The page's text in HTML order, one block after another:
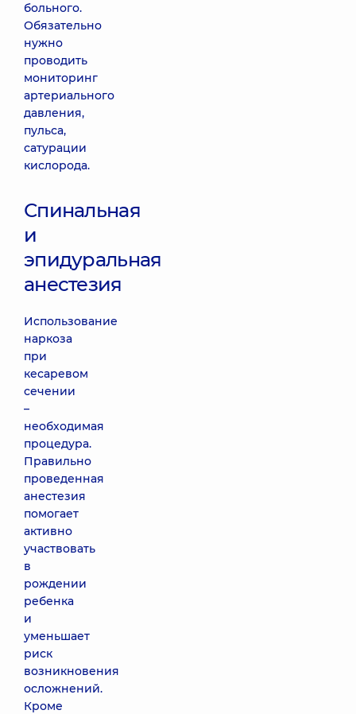
больного.
Обязательно
нужно
проводить
мониторинг
артериального
давления,
пульса,
сатурации
кислорода.
Спинальная
и
эпидуральная
анестезия
Использование
наркоза
при
кесаревом
сечении
–
необходимая
процедура.
Правильно
проведенная
анестезия
помогает
активно
участвовать
в
рождении
ребенка
и
уменьшает
риск
возникновения
осложнений.
Кроме